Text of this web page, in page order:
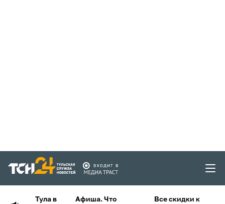
Тула в
Афиша. Что
Все скидки к